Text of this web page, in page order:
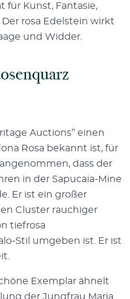
für Kunst, Fantasie,
rosa Edelstein wirkt
und Widder.
Auctions” einen
Rosa bekannt ist, für
dass der
in der Sapucaia-Mine
Er ist ein großer
Cluster rauchiger
tiefrosa
Stil umgeben ist. Er ist
Exemplar ähnelt
der Jungfrau Maria.